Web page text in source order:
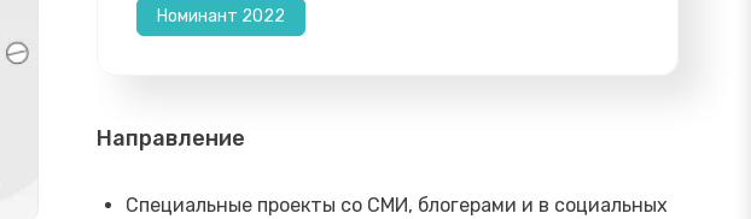
Номинант 2022
Направление
Специальные проекты со СМИ, блогерами и в социальных